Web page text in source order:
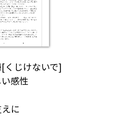
くじけないで]
感性
に